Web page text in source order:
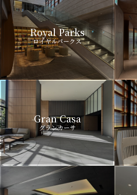
Royal Parks
ロイヤルパークス
Gran Casa
グランカーサ